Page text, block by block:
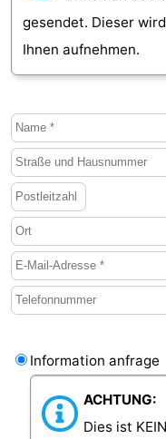
gesendet. Dieser
Ihnen aufnehmen.
Information anfrage
ACHTUNG:
Dies ist